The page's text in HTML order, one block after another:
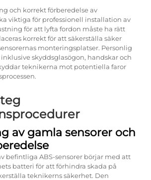
och korrekt förberedelse av
viktiga för professionell installation av
för att lyfta fordon måste ha rätt
korrekt för att säkerställa säker
monteringsplatser. Personlig
skyddsglasögon, handskar och
teknikerna mot potentiella faror
av gamla sensorer och
befintliga ABS-sensorer börjar med att
batteri för att förhindra skada på
teknikerns säkerhet. Den